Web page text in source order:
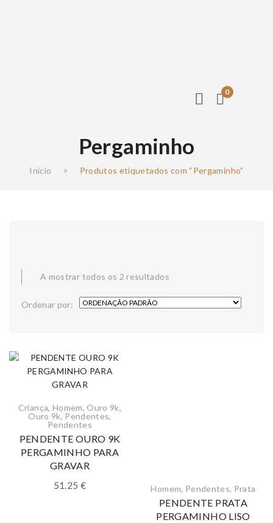
0
Pergaminho
Início > Produtos etiquetados com “Pergaminho”
A mostrar todos os 2 resultados
Ordenar por:
Criança, Homem, Ouro 9k,
Ouro 9k, Pendentes,
Pendentes
PENDENTE OURO 9K
PERGAMINHO PARA
GRAVAR
51.25 € Homem, Pendentes, Prata
PENDENTE PRATA
PERGAMINHO LISO